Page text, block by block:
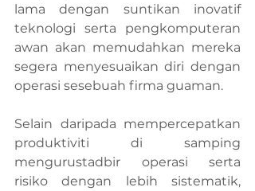
lama dengan suntikan inovatif
teknologi serta pengkomputeran
awan akan memudahkan mereka
segera menyesuaikan diri dengan
operasi sesebuah firma guaman.
Selain daripada mempercepatkan
produktiviti di samping
mengurustadbir operasi serta
risiko dengan lebih sistematik,